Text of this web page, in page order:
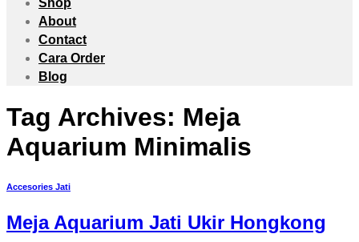
Shop
About
Contact
Cara Order
Blog
Tag Archives: Meja
Aquarium Minimalis
Accesories Jati
Meja Aquarium Jati Ukir Hongkong